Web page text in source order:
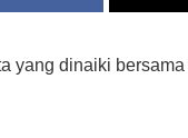
yang dinaiki